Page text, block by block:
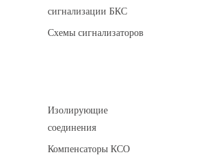
сигнализации БКС
Схемы сигнализаторов
Изолирующие
соединения
Компенсаторы КСО